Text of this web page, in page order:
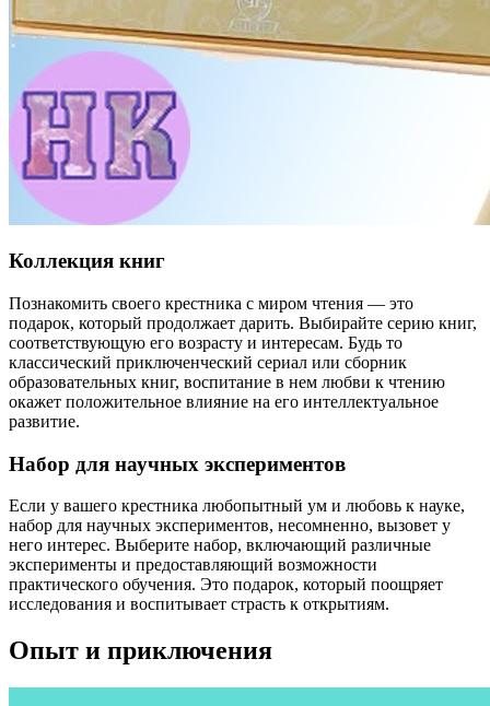
Коллекция книг
Познакомить своего крестника с миром чтения — это
подарок, который продолжает дарить. Выбирайте серию книг,
соответствующую его возрасту и интересам. Будь то
классический приключенческий сериал или сборник
образовательных книг, воспитание в нем любви к чтению
окажет положительное влияние на его интеллектуальное
развитие.
Набор для научных экспериментов
Если у вашего крестника любопытный ум и любовь к науке,
набор для научных экспериментов, несомненно, вызовет у
него интерес. Выберите набор, включающий различные
эксперименты и предоставляющий возможности
практического обучения. Это подарок, который поощряет
исследования и воспитывает страсть к открытиям.
Опыт и приключения